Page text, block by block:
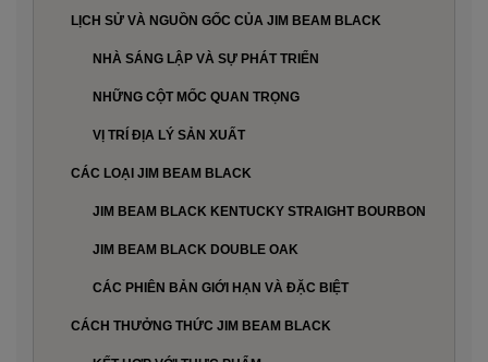
LỊCH SỬ VÀ NGUỒN GỐC CỦA JIM BEAM BLACK
NHÀ SÁNG LẬP VÀ SỰ PHÁT TRIỂN
NHỮNG CỘT MỐC QUAN TRỌNG
VỊ TRÍ ĐỊA LÝ SẢN XUẤT
CÁC LOẠI JIM BEAM BLACK
JIM BEAM BLACK KENTUCKY STRAIGHT BOURBON
JIM BEAM BLACK DOUBLE OAK
CÁC PHIÊN BẢN GIỚI HẠN VÀ ĐẶC BIỆT
CÁCH THƯỞNG THỨC JIM BEAM BLACK